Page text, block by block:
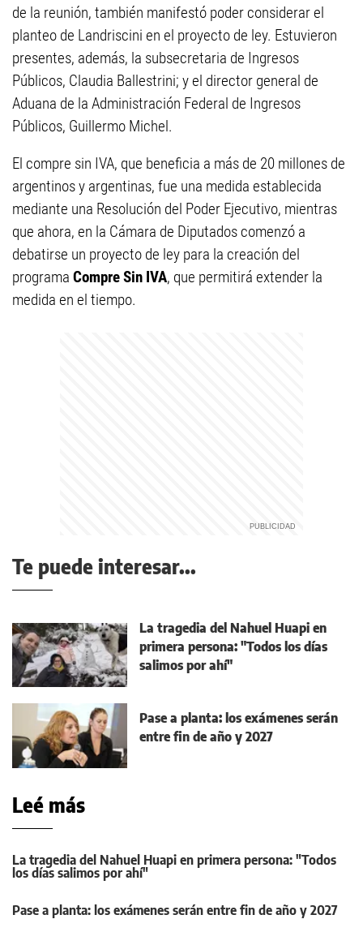
de la reunión, también manifestó poder considerar el
planteo de Landriscini en el proyecto de ley. Estuvieron
presentes, además, la subsecretaria de Ingresos
Públicos, Claudia Ballestrini; y el director general de
Aduana de la Administración Federal de Ingresos
Públicos, Guillermo Michel.
El compre sin IVA, que beneficia a más de 20 millones de
argentinos y argentinas, fue una medida establecida
mediante una Resolución del Poder Ejecutivo, mientras
que ahora, en la Cámara de Diputados comenzó a
debatirse un proyecto de ley para la creación del
programa Compre Sin IVA, que permitirá extender la
medida en el tiempo.
Te puede interesar...
La tragedia del Nahuel Huapi en
primera persona: "Todos los días
salimos por ahí"
Pase a planta: los exámenes serán
entre fin de año y 2027
Leé más
La tragedia del Nahuel Huapi en primera persona: "Todos
los días salimos por ahí"
Pase a planta: los exámenes serán entre fin de año y 2027